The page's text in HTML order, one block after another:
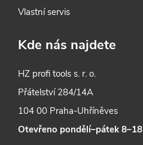
Vlastní servis
Kde nás najdete
HZ profi tools s. r. o.
Přátelství 284/14A
104 00 Praha-Uhříněves
Otevřeno pondělí–pátek 8–18